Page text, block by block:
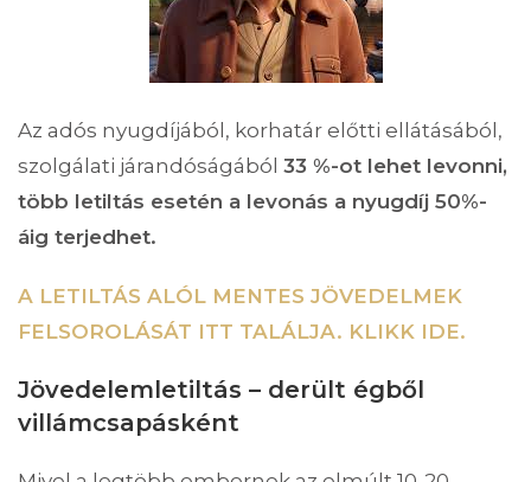
Az adós nyugdíjából, korhatár előtti ellátásából,
szolgálati járandóságából 33 %-ot lehet levonni,
több letiltás esetén a levonás a nyugdíj 50%-
áig terjedhet.
A LETILTÁS ALÓL MENTES JÖVEDELMEK
FELSOROLÁSÁT ITT TALÁLJA. KLIKK IDE.
Jövedelemletiltás – derült égből
villámcsapásként